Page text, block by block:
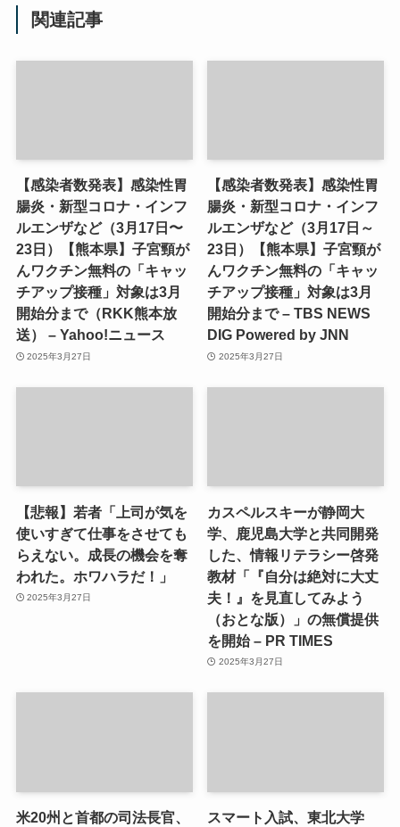
関連記事
【感染者数発表】感染性胃
腸炎・新型コロナ・インフ
ルエンザなど（3月17日〜
23日）【熊本県】子宮頸が
んワクチン無料の「キャッ
チアップ接種」対象は3月
開始分まで（RKK熊本放
送） – Yahoo!ニュース
2025年3月27日
【感染者数発表】感染性胃
腸炎・新型コロナ・インフ
ルエンザなど（3月17日～
23日）【熊本県】子宮頸が
んワクチン無料の「キャッ
チアップ接種」対象は3月
開始分まで – TBS NEWS
DIG Powered by JNN
2025年3月27日
【悲報】若者「上司が気を
使いすぎて仕事をさせても
らえない。成長の機会を奪
われた。ホワハラだ！」
2025年3月27日
カスペルスキーが静岡大
学、鹿児島大学と共同開発
した、情報リテラシー啓発
教材「『自分は絶対に大丈
夫！』を見直してみよう
（おとな版）」の無償提供
を開始 – PR TIMES
2025年3月27日
米20州と首都の司法長官、
スマート入試、東北大学